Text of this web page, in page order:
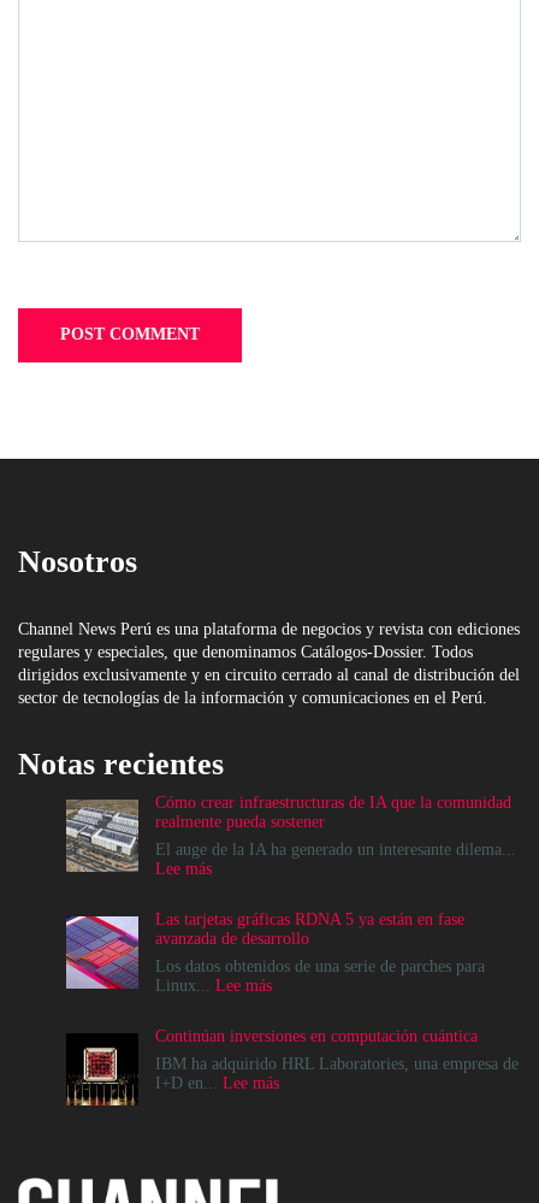
Nosotros
Channel News Perú es una plataforma de negocios y revista con ediciones
regulares y especiales, que denominamos Catálogos-Dossier. Todos
dirigidos exclusivamente y en circuito cerrado al canal de distribución del
sector de tecnologías de la información y comunicaciones en el Perú.
Notas recientes
Cómo crear infraestructuras de IA que la comunidad
realmente pueda sostener
El auge de la IA ha generado un interesante dilema...
Lee más:
infraestructuras
de
IA
que
realmente
pueda
sostener
Las tarjetas gráficas RDNA 5 ya están en fase
avanzada de desarrollo
Los datos obtenidos de una serie de parches para
Linux... Lee más:
gráficas
RDNA
5
avanzada
Continúan inversiones en computación cuántica
IBM ha adquirido HRL Laboratories, una empresa de
I+D en... Lee más: